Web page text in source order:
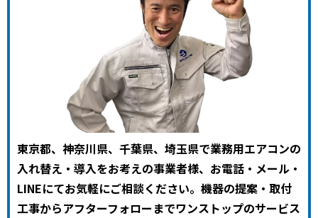
東京都、神奈川県、千葉県、埼玉県で業務用エアコンの
入れ替え・導入をお考えの事業者様、お電話・メール・
LINEにてお気軽にご相談ください。機器の提案・取付
工事からアフターフォローまでワンストップのサービス